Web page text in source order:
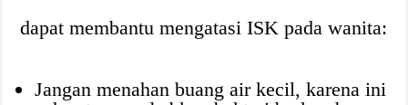
dapat membantu mengatasi ISK pada wanita:
Jangan menahan buang air kecil, karena ini